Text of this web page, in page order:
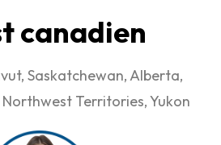
canadien
Saskatchewan, Alberta,
Territories, Yukon